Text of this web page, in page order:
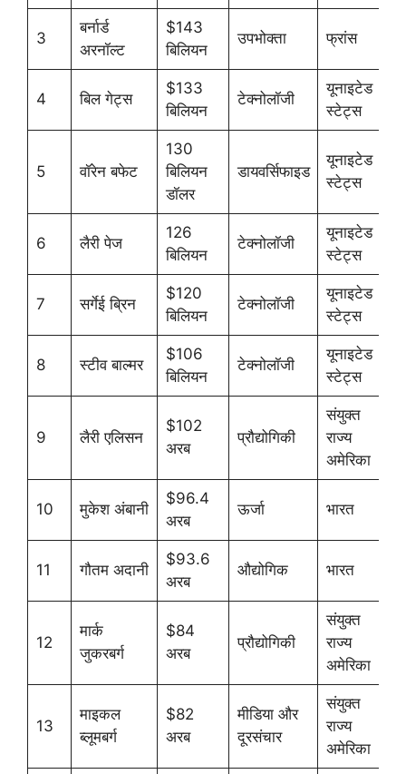
3
बर्नार्ड
अरनॉल्ट
$143
बिलियन
उपभोक्ता फ्रांस
4 बिल गेट्स
$133
बिलियन
टेक्नोलॉजी
यूनाइटेड
स्टेट्स
5 वॉरेन बफेट
130
बिलियन
डॉलर
डायवर्सिफाइड
यूनाइटेड
स्टेट्स
6 लैरी पेज
126
बिलियन
टेक्नोलॉजी
यूनाइटेड
स्टेट्स
7 सर्गेई ब्रिन
$120
बिलियन
टेक्नोलॉजी
यूनाइटेड
स्टेट्स
8 स्टीव बाल्मर
$106
बिलियन
टेक्नोलॉजी
यूनाइटेड
स्टेट्स
9 लैरी एलिसन
$102
अरब
प्रौद्योगिकी
संयुक्त
राज्य
अमेरिका
10 मुकेश अंबानी
$96.4
अरब
ऊर्जा भारत
11 गौतम अदानी
$93.6
अरब
औद्योगिक भारत
12
मार्क
जुकरबर्ग
$84
अरब
प्रौद्योगिकी
संयुक्त
राज्य
अमेरिका
13
माइकल
ब्लूमबर्ग
$82
अरब
मीडिया और
दूरसंचार
संयुक्त
राज्य
अमेरिका